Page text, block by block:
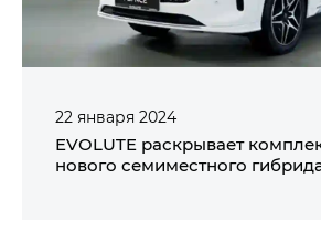
22 января 2024
EVOLUTE раскрывает
нового семиместного